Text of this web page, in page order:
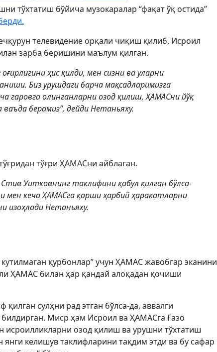
тўхтатиш бўйича музокаралар “фақат ўқ остида”
телевидение орқали чиқиш қилиб, Исроил
зарба беришини маълум қилган.
ҳис қилди, мен сизни ва уларни
Биз урушдаги барча мақсадларимизга
гаровга олинганларни озод қилиш, ҲАМАСни йўқ
берамиз”, дейди Нетаньяху.
тўғри ҲАМАСни айблаган.
Уитковнинг таклифини қабул қилган бўлса-
мен кеча ҲАМАСга қарши ҳарбий ҳаракатларни
изоҳлади Нетаньяху.
қурбонлар” учун ҲАМАС жавобгар эканини
ҲАМАС билан ҳар қандай алоқадан қочиши
сулҳни рад этган бўлса-да, аввалги
Миср ҳам Исроил ва ҲАМАСга Ғазо
исроилликларни озод қилиш ва урушни тўхтатиш
келишув таклифларини тақдим этди ва бу сафар